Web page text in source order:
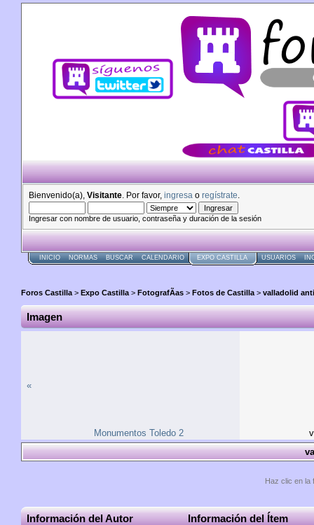
Bienvenido(a), Visitante . Por favor, ingresa o regístrate
Ingresar con nombre de usuario, contraseña y duración de la sesión
INICIO NORMAS BUSCAR CALENDARIO EXPO CASTILLA USUARIOS
Foros Castilla > Expo Castilla > FotografÃ­as > Fotos de Castilla > valladolid
Imagen
«
Monumentos Toledo 2
Haz clic en la
Información del Autor Información del Ítem